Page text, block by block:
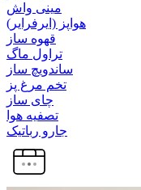
مینی واش
هواپز (ایرفرایر)
قهوه ساز
تراول ماگ
ساندویچ ساز
تخم مرغ پز
چای ساز
تصفیه هوا
جارو رباتیک